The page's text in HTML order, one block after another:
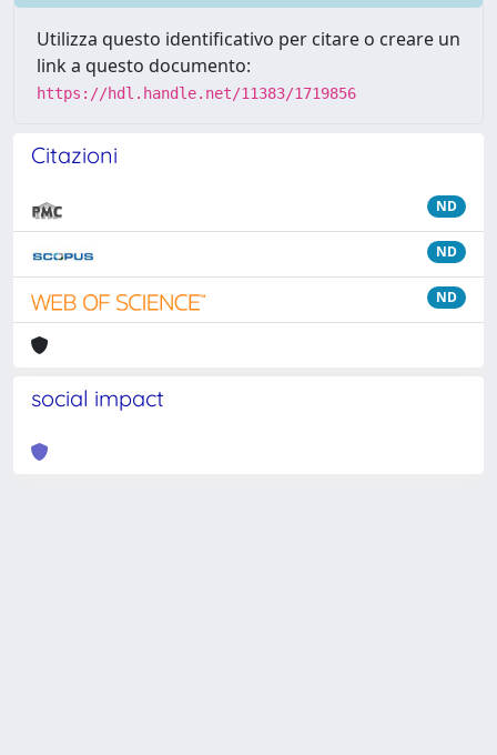
Utilizza questo identificativo per citare o creare un
link a questo documento:
https://hdl.handle.net/11383/1719856
Citazioni
ND
ND
ND
social impact